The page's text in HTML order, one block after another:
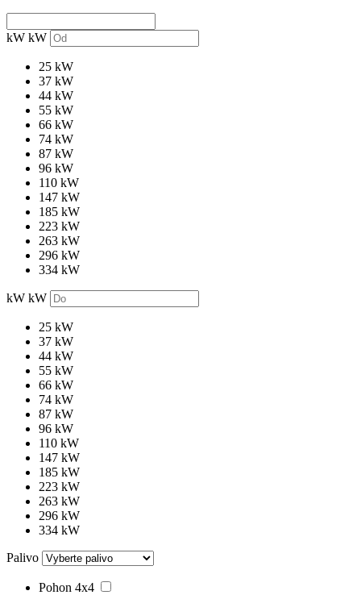
kW kW
25 kW
37 kW
44 kW
55 kW
66 kW
74 kW
87 kW
96 kW
110 kW
147 kW
185 kW
223 kW
263 kW
296 kW
334 kW
kW kW
25 kW
37 kW
44 kW
55 kW
66 kW
74 kW
87 kW
96 kW
110 kW
147 kW
185 kW
223 kW
263 kW
296 kW
334 kW
Palivo
Pohon 4x4